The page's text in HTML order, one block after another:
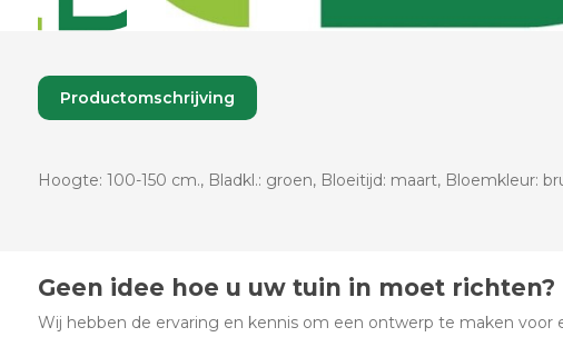
Productomschrijving
Hoogte: 100-150 cm., Bladkl.: groen, Bloeitijd: maart, Bloemkleur:
Geen idee hoe u uw tuin in moet richten?
Wij hebben de ervaring en kennis om een ontwerp te maken voor